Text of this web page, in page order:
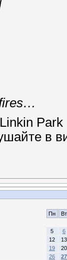
в
Пн Вт
5
6
12
13
19
20
26
27